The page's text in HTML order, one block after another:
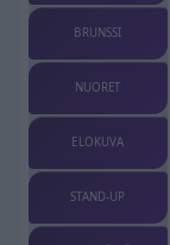
BRUNSSI
NUORET
ELOKUVA
STAND-UP